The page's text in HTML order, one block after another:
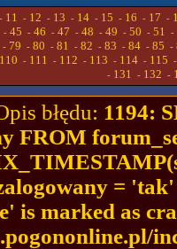
11 - 12 - 13 - 14 - 15 - 16 - 17 -
45 - 46 - 47 - 48 - 49 - 50 - 51 -
- 79 - 80 - 81 - 82 - 83 - 84 - 85 -
110 - 111 - 112 - 113 - 114- 115
- 131 - 132 -
błędu: 1194:
FROM
=
is marked as